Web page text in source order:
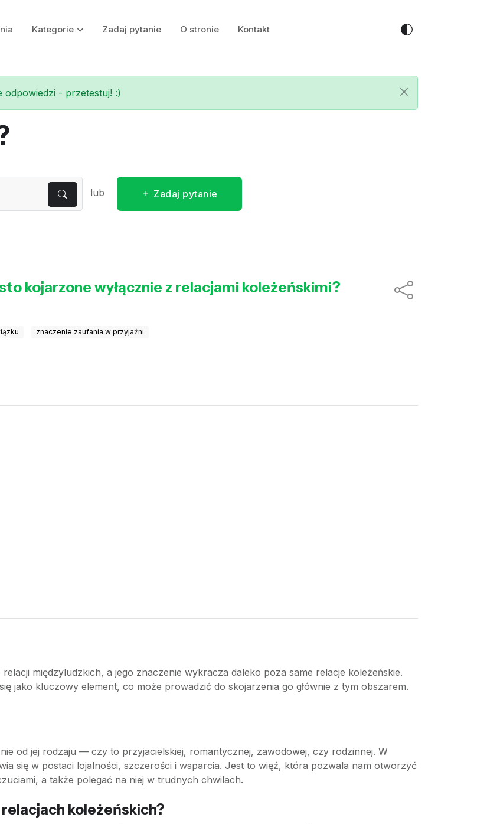
Kategorie Zadaj pytanie O stronie Kontakt
odpowiedzi - przetestuj! :)
lub Zadaj pytanie
kojarzone wyłącznie z relacjami koleżeńskimi?
znaczenie zaufania w przyjaźni
międzyludzkich, a jego znaczenie wykracza daleko poza same relacje koleżeńskie.
jako kluczowy element, co może prowadzić do skojarzenia go głównie z tym obszarem.
od jej rodzaju — czy to przyjacielskiej, romantycznej, zawodowej, czy rodzinnej. W
się w postaci lojalności, szczerości i wsparcia. Jest to więź, która pozwala nam otworzyć
a także polegać na niej w trudnych chwilach.
koleżeńskich?